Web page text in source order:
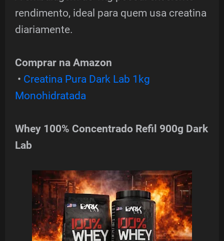
rendimento, ideal para quem usa creatina
diariamente.
Comprar na Amazon
• Creatina Pura Dark Lab 1kg
Monohidratada
Whey 100% Concentrado Refil 900g Dark
Lab